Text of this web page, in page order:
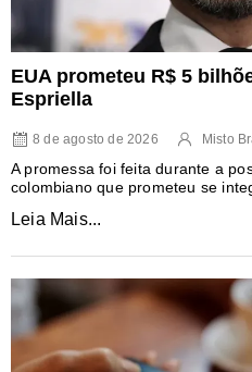
EUA prometeu R$ 5
Espriella
8 de agosto de 2026 Misto
A promessa foi feita durante a
colombiano que prometeu se
Leia Mais...